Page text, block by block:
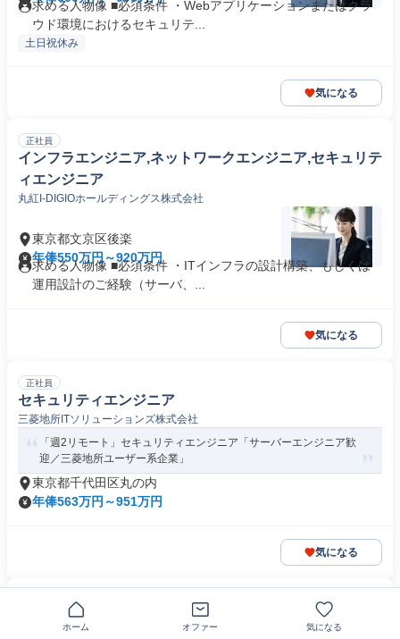
求める人物像 ■必須条件 ・Webアプリケーションまたはクラ
ウド環境におけるセキュリテ...
土日祝休み
気になる
正社員
インフラエンジニア,ネットワークエンジニア,セキュリテ
ィエンジニア
丸紅I-DIGIOホールディングス株式会社
東京都文京区後楽
年俸550万円～920万円
求める人物像 ■必須条件 ・ITインフラの設計構築、もしくは
運用設計のご経験（サーバ、...
気になる
正社員
セキュリティエンジニア
三菱地所ITソリューションズ株式会社
「週2リモート」セキュリティエンジニア「サーバーエンジニア歓
迎／三菱地所ユーザー系企業」
東京都千代田区丸の内
年俸563万円～951万円
気になる
インフラコンサルタント
ホーム オファー 気になる